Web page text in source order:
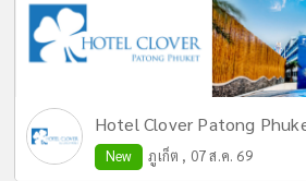
Hotel Clover Patong
New ภูเก็ต , 07 ส.ค. 69